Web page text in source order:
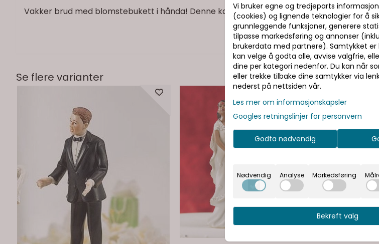
Vakker brud med blomstebukett i hånda! Denne kaketoppen er fra vår eksklusive serie
Se flere varianter
Vi bruker egne og tredjeparts
(cookies) og lignende teknologier for å
grunnleggende funksjoner, generere
tilpasse markedsføring og annonser
brukerdata med partnere). Samtykket er
kan velge å godta alle, avvise valgfrie,
dine per kategori nedenfor. Du kan når
eller trekke tilbake dine samtykker via
nederst på nettsiden vår.
Les mer om informasjonskapsler
Googles retningslinjer for personvern
Godta nødvendig
Nødvendig Analyse Markedsføring
Bekreft valg